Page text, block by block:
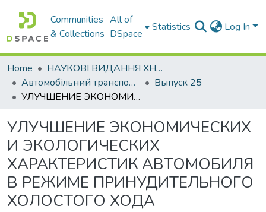
Communities
& Collections
All of
DSpace
Statistics Log In
Home
НАУКОВІ ВИДАННЯ ХНАДУ
Автомобільний транспорт / Автомобильный транспорт
Выпуск 25
УЛУЧШЕНИЕ ЭКОНОМИЧЕСКИХ И ЭКОЛОГИЧЕСКИХ ХАРАКТЕРИСТИК АВТОМОБИЛЯ В РЕЖИМЕ ПРИНУДИТЕЛЬНОГО ХОЛОСТОГО ХОДА
УЛУЧШЕНИЕ ЭКОНОМИЧЕСКИХ
И ЭКОЛОГИЧЕСКИХ
ХАРАКТЕРИСТИК АВТОМОБИЛЯ
В РЕЖИМЕ ПРИНУДИТЕЛЬНОГО
ХОЛОСТОГО ХОДА